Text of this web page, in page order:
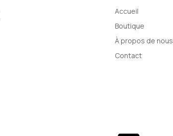
Accueil
Boutique
À propos de nous
Contact